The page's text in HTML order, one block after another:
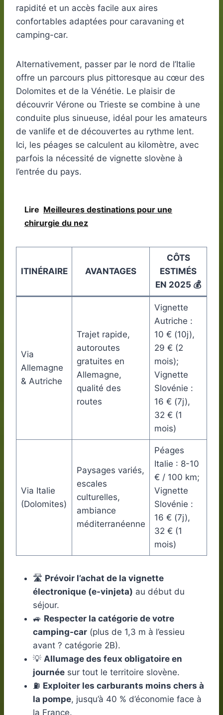
rapidité et un accès facile aux aires
confortables adaptées pour caravaning et
camping-car.
Alternativement, passer par le nord de l’Italie
offre un parcours plus pittoresque au cœur des
Dolomites et de la Vénétie. Le plaisir de
découvrir Vérone ou Trieste se combine à une
conduite plus sinueuse, idéal pour les amateurs
de vanlife et de découvertes au rythme lent.
Ici, les péages se calculent au kilomètre, avec
parfois la nécessité de vignette slovène à
l’entrée du pays.
Lire Meilleures destinations pour une
chirurgie du nez
ITINÉRAIRE AVANTAGES
CÔTS
ESTIMÉS
EN 2025 💰
Via
Allemagne
& Autriche
Trajet rapide,
autoroutes
gratuites en
Allemagne,
qualité des
routes
Vignette
Autriche :
10 € (10j),
29 € (2
mois);
Vignette
Slovénie :
16 € (7j),
32 € (1
mois)
Via Italie
(Dolomites)
Paysages variés,
escales
culturelles,
ambiance
méditerranéenne
Péages
Italie : 8-10
€ / 100 km;
Vignette
Slovénie :
16 € (7j),
32 € (1
mois)
🛣️ Prévoir l’achat de la vignette
électronique (e-vinjeta) au début du
séjour.
🚙 Respecter la catégorie de votre
camping-car (plus de 1,3 m à l’essieu
avant ? catégorie 2B).
💡 Allumage des feux obligatoire en
journée sur tout le territoire slovène.
⛽ Exploiter les carburants moins chers à
la pompe, jusqu’à 40 % d’économie face à
la France.